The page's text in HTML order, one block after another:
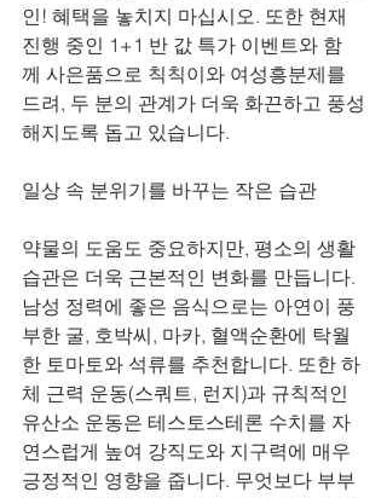
인! 혜택을 놓치지 마십시오. 또한 현재
진행 중인 1+1 반 값 특가 이벤트와 함
께 사은품으로 칙칙이와 여성흥분제를
드려, 두 분의 관계가 더욱 화끈하고 풍성
해지도록 돕고 있습니다.
일상 속 분위기를 바꾸는 작은 습관
약물의 도움도 중요하지만, 평소의 생활
습관은 더욱 근본적인 변화를 만듭니다.
남성 정력에 좋은 음식으로는 아연이 풍
부한 굴, 호박씨, 마카, 혈액순환에 탁월
한 토마토와 석류를 추천합니다. 또한 하
체 근력 운동(스쿼트, 런지)과 규칙적인
유산소 운동은 테스토스테론 수치를 자
연스럽게 높여 강직도와 지구력에 매우
긍정적인 영향을 줍니다. 무엇보다 부부